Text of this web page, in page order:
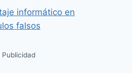
informático en
falsos
Publicidad